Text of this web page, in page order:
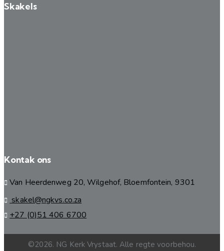
Skakels
Kontak ons
Van Heerdenweg 20, Wilgehof, Bloemfontein, 9301
skakel@ngkvs.co.za
+27 (0)51 406 6700
©2026. NG Kerk Vrystaat. Alle regte voorbehou.